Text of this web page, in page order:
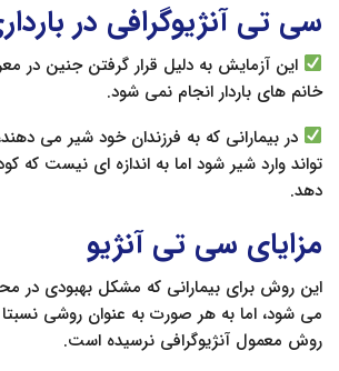
سی تی آنژیوگرافی در
این آزمایش به دلیل قرار گرفتن جنین در
خانم های باردار انجام نمی شود.
در بیمارانی که به فرزندان خود شیر می
تواند وارد شیر شود اما به اندازه ای نیست که
دهد.
مزایای سی تی آنژیو
این روش برای بیمارانی که مشکل بهبودی در
می شود، اما به هر صورت به عنوان روشی نسبتا
روش معمول آنژیوگرافی نرسیده است.